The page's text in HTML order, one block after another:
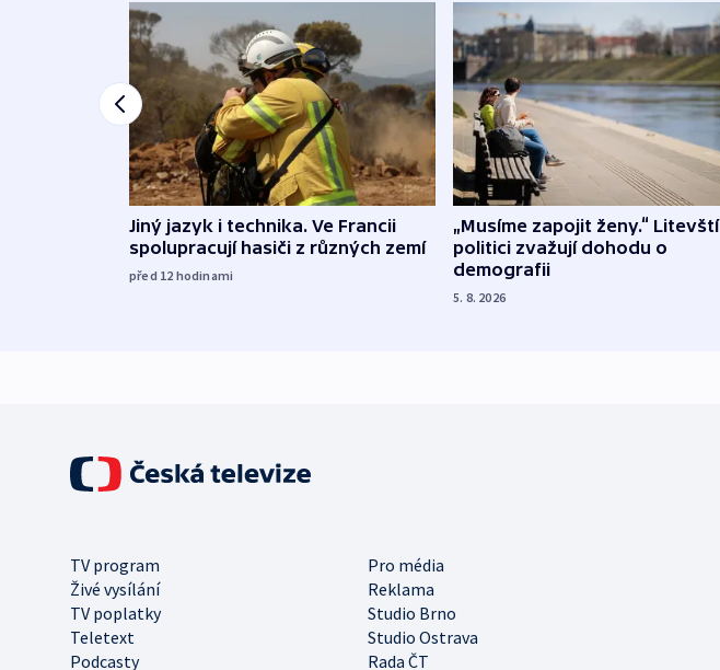
Jiný jazyk i technika. Ve Francii
spolupracují hasiči z různých zemí
před 12 hodinami
„Musíme zapojit ženy.“ Litevští
politici zvažují dohodu o
demografii
5. 8. 2026
TV program
Pro média
Živé vysílání
Reklama
TV poplatky
Studio Brno
Teletext
Studio Ostrava
Podcasty
Rada ČT